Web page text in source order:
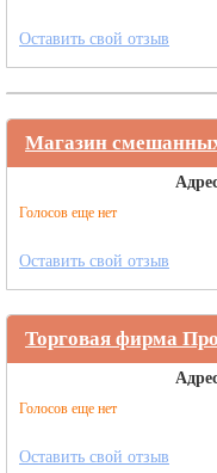
Оставить свой отзыв
Магазин
Голосов еще нет
Оставить свой отзыв
Торговая фирма
Голосов еще нет
Оставить свой отзыв